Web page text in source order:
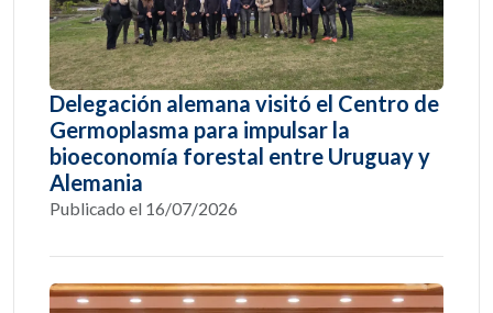
Delegación alemana visitó el Centro de
Germoplasma para impulsar la
bioeconomía forestal entre Uruguay y
Alemania
Publicado el 16/07/2026